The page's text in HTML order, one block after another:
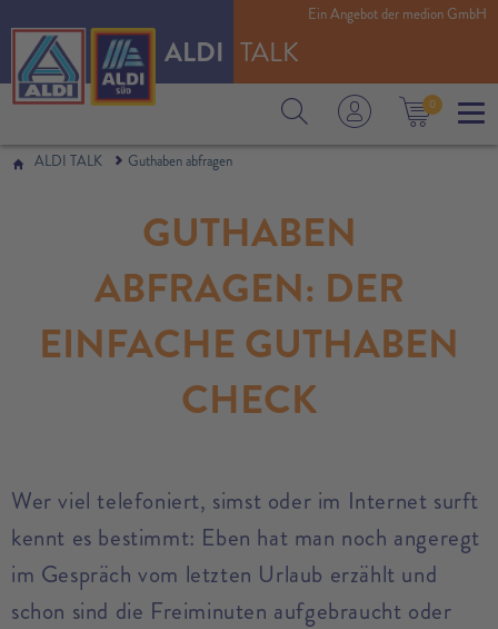
ALDI TALK
0
Ein Angebot der medion GmbH
ALDI TALK Guthaben abfragen
GUTHABEN
ABFRAGEN: DER
EINFACHE GUTHABEN
CHECK
Wer viel telefoniert, simst oder im Internet surft
kennt es bestimmt: Eben hat man noch angeregt
im Gespräch vom letzten Urlaub erzählt und
schon sind die Freiminuten aufgebraucht oder